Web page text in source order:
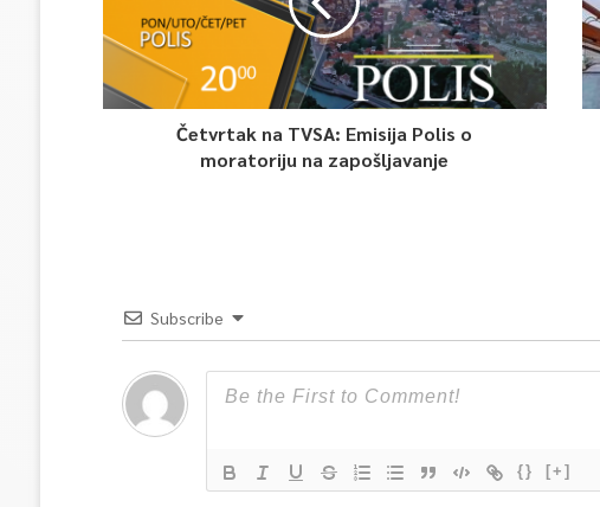
Četvrtak na TVSA: Emisija Polis o
moratoriju na zapošljavanje
Subscribe
{} [+]